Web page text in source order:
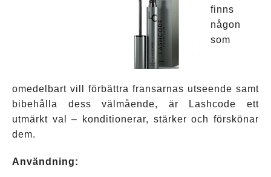
finns
någon
som
omedelbart vill förbättra fransarnas utseende samt
bibehålla dess välmående, är Lashcode ett
utmärkt val – konditionerar, stärker och förskönar
dem.
Användning: